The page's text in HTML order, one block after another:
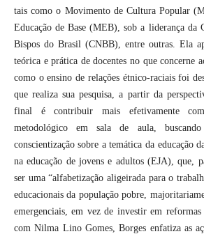
tais como o Movimento de Cultura Popular
Educação de Base (MEB), sob a liderança da
Bispos do Brasil (CNBB), entre outras. Ela
teórica e prática de docentes no que concerne
como o ensino de relações étnico-raciais foi
que realiza sua pesquisa, a partir da
final é contribuir mais efetivamente
metodológico em sala de aula,
conscientização sobre a temática da educação
na educação de jovens e adultos (EJA), que,
ser uma “alfabetização aligeirada para o
educacionais da população pobre,
emergenciais, em vez de investir em
com Nilma Lino Gomes, Borges enfatiza as